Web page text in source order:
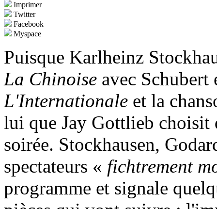
Imprimer
Twitter
Facebook
Myspace
Puisque Karlheinz
La Chinoise avec
L'Internationale et la
lui que Jay Gottlieb choisit
soirée. Stockhausen,
spectateurs « fichtrement
programme et signale